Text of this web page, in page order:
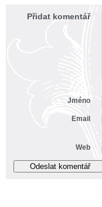
Přidat komentář
Jméno
Email
Web